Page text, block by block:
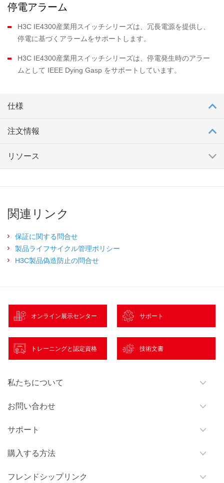
停電アラーム
H3C IE4300産業用スイッチシリーズは、冗長電源を提供し、
停電に基づくアラームをサポートします。
H3C IE4300産業用スイッチシリーズは、停電発生時のアラー
ムとして IEEE Dying Gasp をサポートしています。
仕様
注文情報
リソース
関連リンク
保証に関する問合せ
製品ライフサイクル管理ポリシー
H3C製品偽造防止の問合せ
オンライン展示センター サポート
トレーニングと認定資格 技術文書
私たちについて
お問い合わせ
サポート
購入する方法
フレンドシップリンク